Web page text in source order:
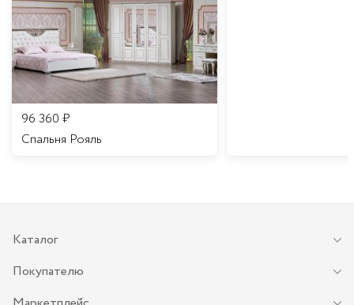
96 360 ₽
Спальня Рояль
Каталог
Покупателю